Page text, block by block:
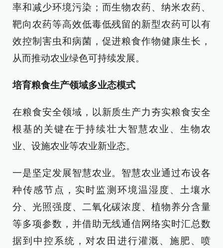
率和减少环境污染；而生物农药、纳米农药、
靶向农药等高效低毒低残留的新型农药可以有
效控制害虫和病菌，促进粮食作物健康生长，
从而推动农业绿色可持续发展。
培育粮食生产领域多业态模式
在粮食安全领域，以新质生产力夯实粮食安全
根基的关键在于持续壮大智慧农业、生物农
业、设施农业等农业新业态。
一是坚定发展智慧农业。智慧农业通过布设各
种传感节点，实时监测环境温湿度、土壤水
分、光照强度、二氧化碳浓度、植物养分含量
等多项参数，并借助无线通信网络实时汇总数
据到中控系统，对农田进行灌溉、施肥、喷